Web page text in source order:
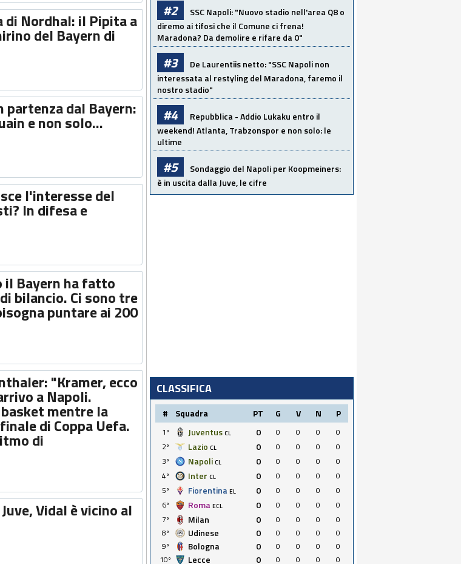
di Nordhal: il Pipita a
del Bayern di
dal Bayern:
e non solo...
l'interesse del
In difesa e
il Bayern ha fatto
bilancio. Ci sono tre
puntare ai 200
"Kramer, ecco
a Napoli.
mentre la
di Coppa Uefa.
di
Vidal è vicino al
#2 SSC Napoli: "Nuovo stadio nell'area Q8 o
diremo ai tifosi che il Comune ci frena!
Maradona? Da demolire e rifare da 0"
#3 De Laurentiis netto: "SSC Napoli non
interessata al restyling del Maradona, faremo il
nostro stadio"
#4 Repubblica - Addio Lukaku entro il
weekend! Atlanta, Trabzonspor e non solo: le
ultime
#5 Sondaggio del Napoli per Koopmeiners:
è in uscita dalla Juve, le cifre
CLASSIFICA
# Squadra PT G V N P
1º Juventus CL 0 0 0 0
0
2º
Lazio CL 0 0 0 0
0
3º
Napoli CL 0 0 0 0
0
4º
Inter CL 0 0 0 0
0
5º
Fiorentina EL 0 0 0 0
0
6º
Roma ECL 0 0 0 0
0
7º
Milan 0 0 0 0
0
8º
Udinese 0 0 0 0
0
9º
Bologna 0 0 0 0
0
10º
Lecce 0 0 0 0
0